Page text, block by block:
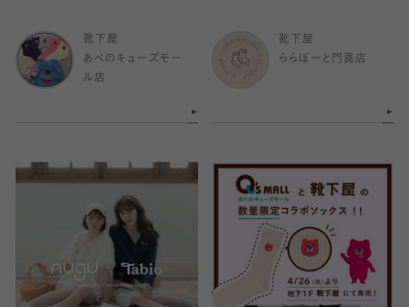
靴下屋
あべのキューズモー
ル店
靴下屋
ららぽーと門真店